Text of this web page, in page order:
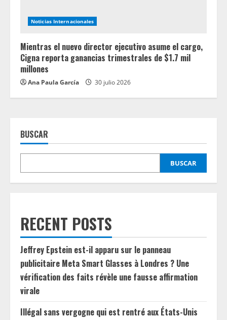
Noticias Internacionales
Mientras el nuevo director ejecutivo asume el cargo,
Cigna reporta ganancias trimestrales de $1.7 mil
millones
Ana Paula García 30 julio 2026
BUSCAR
BUSCAR
RECENT POSTS
Jeffrey Epstein est-il apparu sur le panneau
publicitaire Meta Smart Glasses à Londres ? Une
vérification des faits révèle une fausse affirmation
virale
Illégal sans vergogne qui est rentré aux États-Unis